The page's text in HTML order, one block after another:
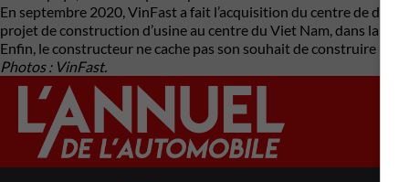
En septembre 2020, VinFast a fait l’acquisition du centre de
projet de construction d’usine au centre du Viet Nam, dans la
Enfin, le constructeur ne cache pas son souhait de construire
Photos : VinFast.